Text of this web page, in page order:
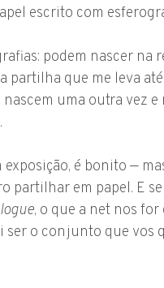
escrito com
podem nascer na
partilha que me leva
uma outra vez
exposição, é bonito —
partilhar em papel. E
, o que a net nos
ser o conjunto que vos